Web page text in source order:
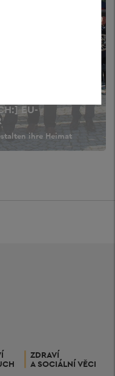
EU-
ihre Heimat
ZDRAVÍ
A SOCIÁLNÍ VĚCI